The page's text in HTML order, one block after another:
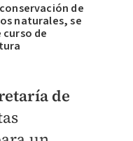
de
naturales, se
de
de